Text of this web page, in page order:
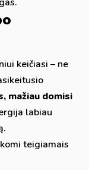
keičiasi – ne
mažiau domisi
labiau
teigiamais